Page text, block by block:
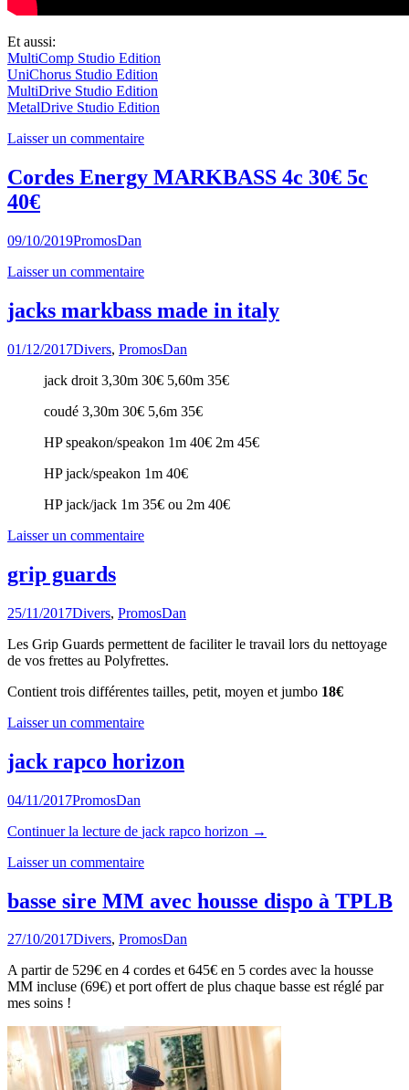
Et aussi:
MultiComp Studio Edition
UniChorus Studio Edition
MultiDrive Studio Edition
MetalDrive Studio Edition
Laisser un commentaire
Cordes Energy MARKBASS 4c 30€ 5c
40€
09/10/2019PromosDan
Laisser un commentaire
jacks markbass made in italy
01/12/2017Divers, PromosDan
jack droit 3,30m 30€ 5,60m 35€
coudé 3,30m 30€ 5,6m 35€
HP speakon/speakon 1m 40€ 2m 45€
HP jack/speakon 1m 40€
HP jack/jack 1m 35€ ou 2m 40€
Laisser un commentaire
grip guards
25/11/2017Divers, PromosDan
Les Grip Guards permettent de faciliter le travail lors du nettoyage
de vos frettes au Polyfrettes.
Contient trois différentes tailles, petit, moyen et jumbo 18€
Laisser un commentaire
jack rapco horizon
04/11/2017PromosDan
Continuer la lecture de jack rapco horizon →
Laisser un commentaire
basse sire MM avec housse dispo à TPLB
27/10/2017Divers, PromosDan
A partir de 529€ en 4 cordes et 645€ en 5 cordes avec la housse
MM incluse (69€) et port offert de plus chaque basse est réglé par
mes soins !